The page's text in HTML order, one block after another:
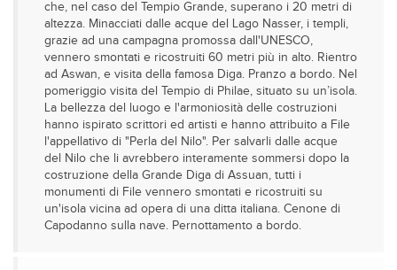
che, nel caso del Tempio Grande, superano i 20 metri di
altezza. Minacciati dalle acque del Lago Nasser, i templi,
grazie ad una campagna promossa dall'UNESCO,
vennero smontati e ricostruiti 60 metri più in alto. Rientro
ad Aswan, e visita della famosa Diga. Pranzo a bordo. Nel
pomeriggio visita del Tempio di Philae, situato su un’isola.
La bellezza del luogo e l'armoniosità delle costruzioni
hanno ispirato scrittori ed artisti e hanno attribuito a File
l'appellativo di "Perla del Nilo". Per salvarli dalle acque
del Nilo che li avrebbero interamente sommersi dopo la
costruzione della Grande Diga di Assuan, tutti i
monumenti di File vennero smontati e ricostruiti su
un'isola vicina ad opera di una ditta italiana. Cenone di
Capodanno sulla nave. Pernottamento a bordo.